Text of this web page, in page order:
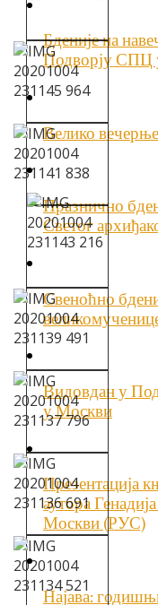
Бденије на
Подворју СПЦ
Велико
Празнично
Светог
Свеноћно
Видовдан у
у Москви
Презентација
аутора
Москви (РУС)
Најава: